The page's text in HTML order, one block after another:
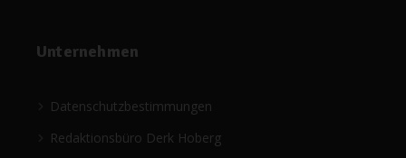
Unternehmen
Datenschutzbestimmungen
Redaktionsbüro Derk Hoberg